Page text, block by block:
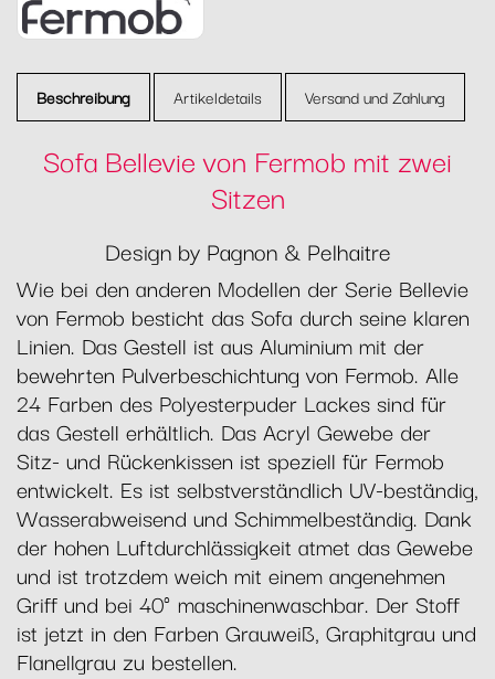
Beschreibung Artikeldetails Versand und Zahlung
Sofa Bellevie von Fermob mit zwei
Sitzen
Design by Pagnon & Pelhaitre
Wie bei den anderen Modellen der Serie Bellevie
von Fermob besticht das Sofa durch seine klaren
Linien. Das Gestell ist aus Aluminium mit der
bewehrten Pulverbeschichtung von Fermob. Alle
24 Farben des Polyesterpuder Lackes sind für
das Gestell erhältlich. Das Acryl Gewebe der
Sitz- und Rückenkissen ist speziell für Fermob
entwickelt. Es ist selbstverständlich UV-beständig,
Wasserabweisend und Schimmelbeständig. Dank
der hohen Luftdurchlässigkeit atmet das Gewebe
und ist trotzdem weich mit einem angenehmen
Griff und bei 40° maschinenwaschbar. Der Stoff
ist jetzt in den Farben Grauweiß, Graphitgrau und
Flanellgrau zu bestellen.